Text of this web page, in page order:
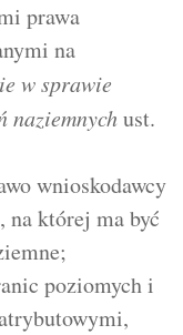
prawa
na
w sprawie
naziemnychust.
wnioskodawcy
na której ma być
poziomych i